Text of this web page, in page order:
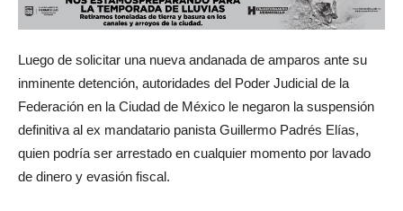
Luego de solicitar una nueva andanada de amparos ante su
inminente detención, autoridades del Poder Judicial de la
Federación en la Ciudad de México le negaron la suspensión
definitiva al ex mandatario panista Guillermo Padrés Elías,
quien podría ser arrestado en cualquier momento por lavado
de dinero y evasión fiscal.